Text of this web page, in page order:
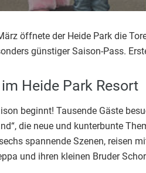
öffnete der Heide Park die
günstiger Saison-Pass.
Heide Park Resort
beginnt! Tausende Gäste
die neue und kunterbunte
spannende Szenen, reisen
und ihren kleinen Bruder